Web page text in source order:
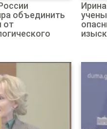
объединить
от